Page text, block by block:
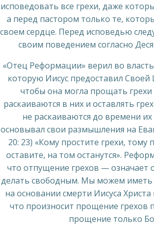
исповедовать все грехи, даже
а перед пастором только те,
своем сердце. Перед исповедью
своим поведением согласно
«Отец Реформации» верил во
которую Иисус предоставил Своей
чтобы она могла прощать
раскаиваются в них и оставлять
не раскаиваются до времени
основывал свои размышления на
20: 23) «Кому простите грехи, тому
оставите, на том останутся».
что отпущение грехов — означает
делать свободным. Мы можем
на основании смерти Иисуса
что произносит прощение грехов
прощение только